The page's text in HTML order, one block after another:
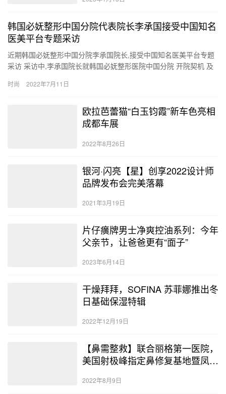
韩国必妩整形中国分院代表院长李承国接受中国知名
医美平台专题采访
近期韩国必妩整形中国分院李承国院长,接受中国知名医美平台专题
采访 采访中,李承国院长就韩国必妩整形医院中国分院 开院契机 及
时尚 2022年7月11日
欧拉芭蕾猫“白玉钧霞”新车色亮相
成都车展
2022年8月26日
银河·闪亮【星】创享2022设计师
品牌发布会完美落幕
2021年3月19日
片仔癀牌男士净爽控油系列：今年
父亲节，让爸爸更有“面子”
2023年6月14日
干燥拜拜，SOFINA 苏菲娜推出冬
日基础保湿特辑
2022年12月19日
【鼻需整救】联合丽格第一医院，
美国射极峰指定鼻修复基地暨凤煌
2022年8月9日